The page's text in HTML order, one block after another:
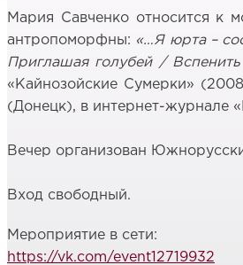
Мария Савченко относится к
антропоморфны: «…Я юрта –
Приглашая голубей /
«Кайнозойские Сумерки»
(Донецк), в интернет-журнале
Вечер организован
Вход свободный.
Мероприятие в сети:
https://vk.com/event12719932